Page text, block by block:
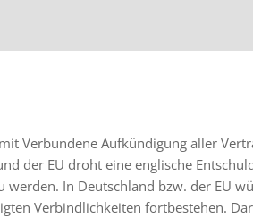
Verbundene Aufkündigung aller
der EU droht eine englische
In Deutschland bzw. der EU
Verbindlichkeiten fortbestehen.